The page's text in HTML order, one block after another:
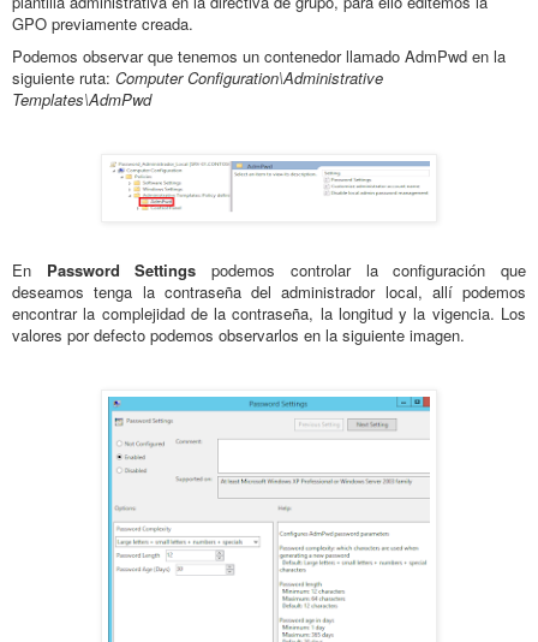
GPO previamente creada.
Podemos observar que tenemos un contenedor llamado AdmPwd en la
siguiente ruta: Computer Configuration\Administrative
Templates\AdmPwd
En Password Settingspodemos controlar la configuración que
deseamos tenga la contraseña del administrador local, allí podemos
encontrar la complejidad de la contraseña, la longitud y la vigencia. Los
valores por defecto podemos observarlos en la siguiente imagen.